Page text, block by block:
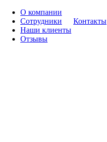
О компании
Сотрудники
Наши клиенты
Отзывы
Контакты